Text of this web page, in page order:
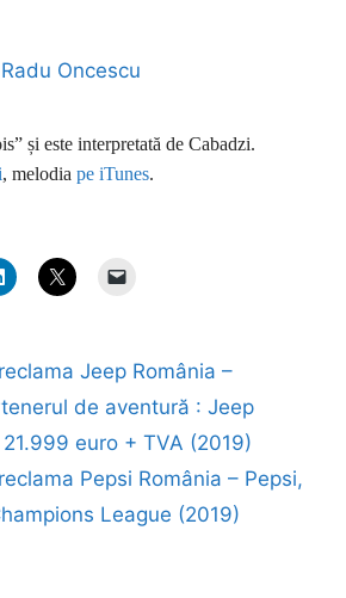
Radu Oncescu
și este interpretată de Cabadzi.
, melodia pe iTunes.
Jeep România –
de aventură : Jeep
euro + TVA (2019)
Pepsi România – Pepsi,
League (2019)